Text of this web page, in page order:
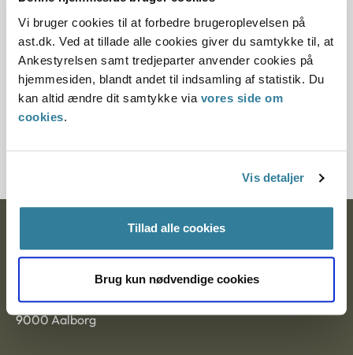
Vi bruger cookies til at forbedre brugeroplevelsen på
ast.dk. Ved at tillade alle cookies giver du samtykke til, at
Ankestyrelsen samt tredjeparter anvender cookies på
hjemmesiden, blandt andet til indsamling af statistik. Du
kan altid ændre dit samtykke via vores side om
cookies.
Vis detaljer
Tillad alle cookies
Brug kun nødvendige cookies
12.07.2013
Paragraf
§ 10 § 58
Nytorv 7, 2. sal
9000 Aalborg